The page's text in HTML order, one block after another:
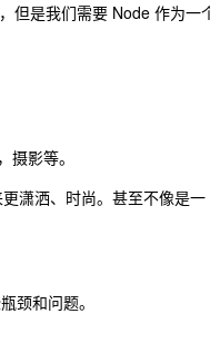
但是我们需要 Node 作为一
影等。
潇洒、时尚。甚至不像是一
颈和问题。